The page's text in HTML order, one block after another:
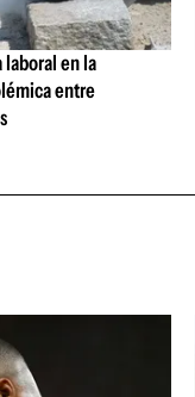
laboral en la
entre